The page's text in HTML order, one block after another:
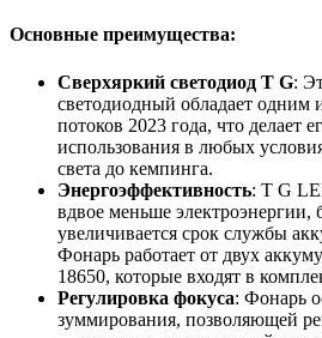
Основные преимущества:
Сверхяркий светодиод T G:
светодиодный обладает одним
потоков 2023 года, что делает
использования в любых
света до кемпинга.
Энергоэффективность: T G
вдвое меньше электроэнергии,
увеличивается срок службы
Фонарь работает от двух
18650, которые входят в
Регулировка фокуса: Фонарь
зуммирования, позволяющей